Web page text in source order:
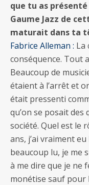
que tu as présenté
Gaume Jazz de
maturait dans ta
Fabrice Alleman : La
conséquence. Tout
Beaucoup de
étaient à l’arrêt et
était pressenti
qu’on se posait
société. Quel est le
ans, j’ai vraiment eu
beaucoup lu, je me
à me dire que je ne
monétise sauf pour